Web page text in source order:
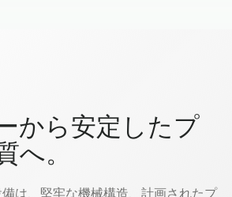
から安定したプ
へ。
は、堅牢な機械構造、計画されたプ